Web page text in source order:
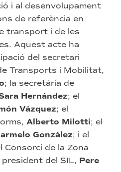
i al desenvolupament
de referència en
transport i de les
Aquest acte ha
del secretari
Transports i Mobilitat,
; la secretària de
Hernández; el
Vázquez; el
Alberto Milotti; el
González; i el
de la Zona
del SIL, Pere